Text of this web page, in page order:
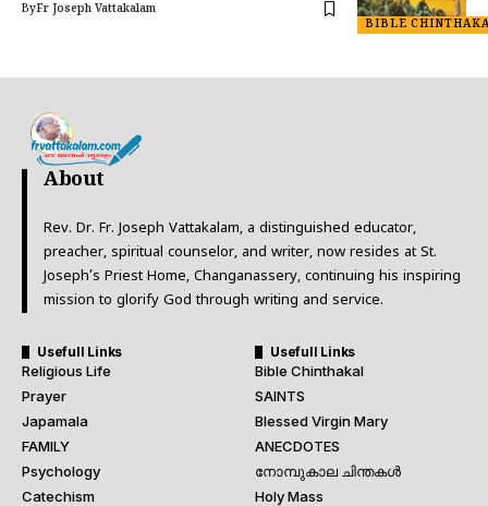
BIBLE
ByFr Joseph Vattakalam
About
Rev. Dr. Fr. Joseph Vattakalam, a distinguished educator,
preacher, spiritual counselor, and writer, now resides at St.
Joseph’s Priest Home, Changanassery, continuing his inspiring
mission to glorify God through writing and service.
Usefull Links
Religious Life
Prayer
Japamala
FAMILY
Psychology
Catechism
Usefull Links
Bible Chinthakal
SAINTS
Blessed Virgin Mary
ANECDOTES
നോമ്പുകാല ചിന്തകൾ
Holy Mass